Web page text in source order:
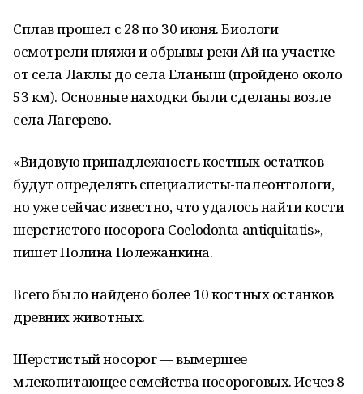
Сплав прошел с 28 по 30 июня. Биологи
осмотрели пляжи и обрывы реки Ай на участке
от села Лаклы до села Еланыш (пройдено около
53 км). Основные находки были сделаны возле
села Лагерево.
«Видовую принадлежность костных остатков
будут определять специалисты-палеонтологи,
но уже сейчас известно, что удалось найти кости
шерстистого носорога Coelodonta antiquitatis», —
пишет Полина Полежанкина.
Всего было найдено более 10 костных останков
древних животных.
Шерстистый носорог — вымершее
млекопитающее семейства носороговых. Исчез 8-